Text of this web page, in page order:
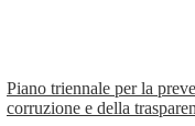
Piano triennale per la
corruzione e della